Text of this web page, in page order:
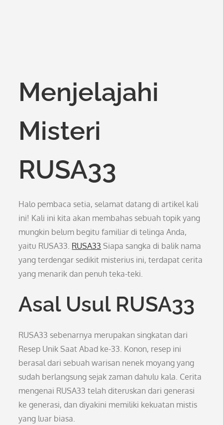
Menjelajahi
Misteri
RUSA33
Halo pembaca setia, selamat datang di artikel kali
ini! Kali ini kita akan membahas sebuah topik yang
mungkin belum begitu familiar di telinga Anda,
yaitu RUSA33. RUSA33 Siapa sangka di balik nama
yang terdengar sedikit misterius ini, terdapat cerita
yang menarik dan penuh teka-teki.
Asal Usul RUSA33
RUSA33 sebenarnya merupakan singkatan dari
Resep Unik Saat Abad ke-33. Konon, resep ini
berasal dari sebuah warisan nenek moyang yang
sudah berlangsung sejak zaman dahulu kala. Cerita
mengenai RUSA33 telah diteruskan dari generasi
ke generasi, dan diyakini memiliki kekuatan mistis
yang luar biasa.